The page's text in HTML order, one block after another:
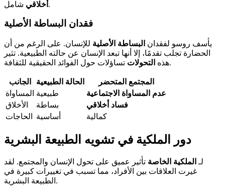
أخلاقي شامل.
فقدان البساطة الأصلية
يأسف روسو لفقدان البساطة الأصلية للإنسان. على الرغم من أن
الحضارة تجلب تقدمًا، إلا أنها تبعد الإنسان عن حالته الطبيعية. تثير
هذه التحولات تساؤلات حول الفوائد الحقيقية للثقافة.
الجانب الحالة الطبيعية
المجتمع المتحضر
المساواة طبيعية
عدم المساواة الاجتماعية
الأخلاق
بساطة
فساد أخلاقي
الحاجات
أساسية كمالية
دور الملكية في تشويه الطبيعة البشرية
لـ الملكية الخاصة تأثير عميق على تحول الإنسان والمجتمع. لقد
غيرت العلاقات بين الأفراد، مما تسبب في تغييرات كبيرة في
الطبيعة البشرية.